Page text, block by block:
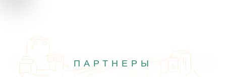
ПАРТНЕРЫ